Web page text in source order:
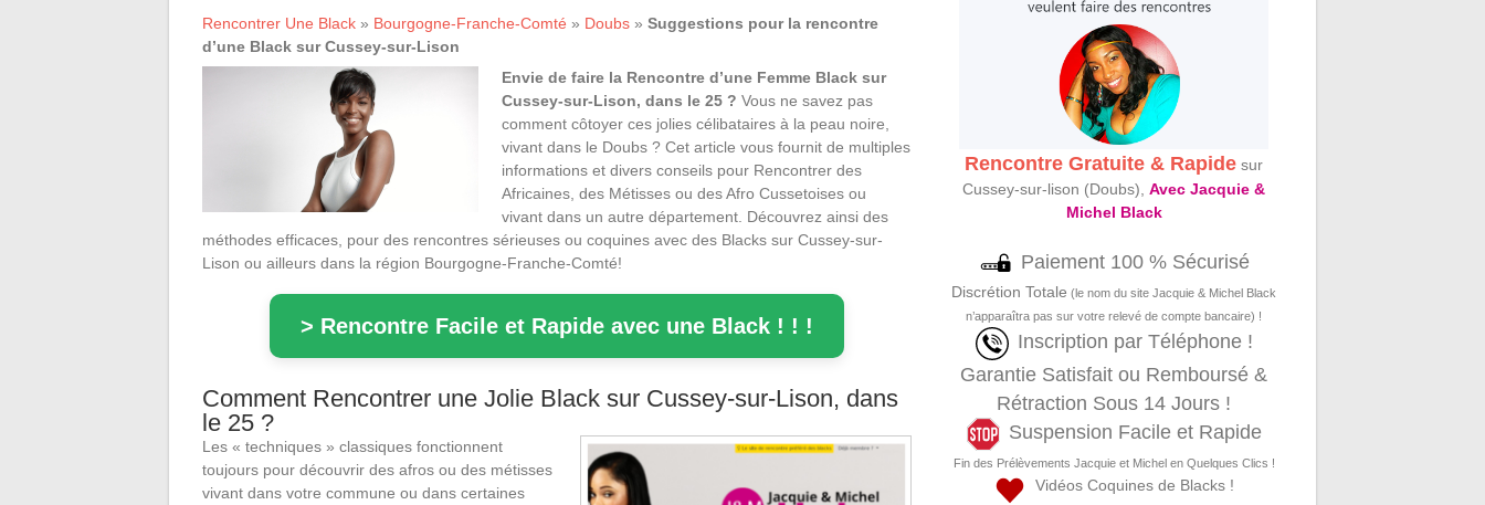
Rencontrer Une Black » Bourgogne-Franche-Comté » Doubs » Suggestions pour la rencontre
d’une Black sur Cussey-sur-Lison
Envie de faire la Rencontre d’une Femme Black sur
Cussey-sur-Lison, dans le 25 ? Vous ne savez pas
comment côtoyer ces jolies célibataires à la peau noire,
vivant dans le Doubs ? Cet article vous fournit de multiples
informations et divers conseils pour Rencontrer des
Africaines, des Métisses ou des Afro Cussetoises ou
vivant dans un autre département. Découvrez ainsi des
méthodes efficaces, pour des rencontres sérieuses ou coquines avec des Blacks sur Cussey-sur-
Lison ou ailleurs dans la région Bourgogne-Franche-Comté!
> Rencontre Facile et Rapide avec une Black ! ! !
Comment Rencontrer une Jolie Black sur Cussey-sur-Lison, dans
le 25 ?
Les « techniques » classiques fonctionnent
toujours pour découvrir des afros ou des métisses
vivant dans votre commune ou dans certaines
Rencontre Gratuite & Rapide sur
Cussey-sur-lison (Doubs),Avec Jacquie &
Michel Black
Paiement 100 % Sécurisé
Discrétion Totale (le nom du site Jacquie & Michel Black
n’apparaîtra pas sur votre relevé de compte bancaire) !
Inscription par Téléphone !
Garantie Satisfait ou Remboursé &
Rétraction Sous 14 Jours !
Suspension Facile et Rapide
Fin des Prélèvements Jacquie et Michel en Quelques Clics !
Vidéos Coquines de Blacks !